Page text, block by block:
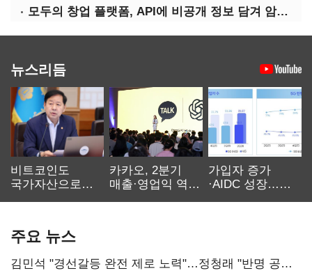
모두의 창업 플랫폼, API에 비공개 정보 담겨 암호키까지 새나갔다
뉴스리듬
비트코인도
국가자산으로…'
카카오, 2분기
매출·영업익 역대
가입자 증가
·AIDC 성장…
주요 뉴스
김민석 "경선갈등 완전 제로 노력"…정청래 "반명 공세